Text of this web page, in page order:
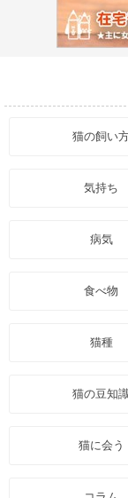
猫の飼い
気持ち
病気
食べ物
猫種
猫の豆知
猫に会う